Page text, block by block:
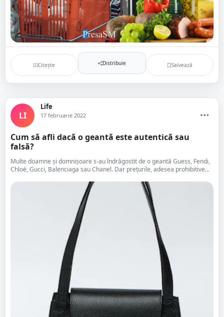
Citește Distribuie Salvează
LI
Life
17 februarie 2022
Cum să afli dacă o geantă este autentică sau
falsă?
Multe doamne și domnișoare s-au îndrăgostit de o geantă Guess, Fendi,
Chloé, Gucci, Balenciaga sau Chanel. Dar prețurile, adesea prohibitive...